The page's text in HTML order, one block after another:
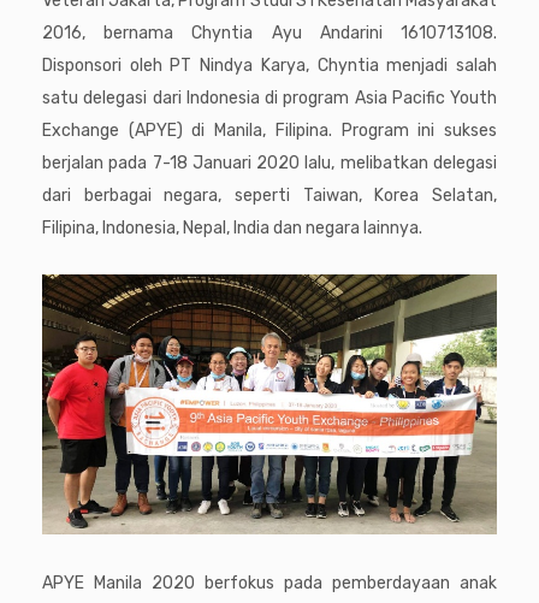
2016, bernama Chyntia Ayu Andarini 1610713108.
Disponsori oleh PT Nindya Karya, Chyntia menjadi salah
satu delegasi dari Indonesia di program Asia Pacific Youth
Exchange (APYE) di Manila, Filipina. Program ini sukses
berjalan pada 7-18 Januari 2020 lalu, melibatkan delegasi
dari berbagai negara, seperti Taiwan, Korea Selatan,
Filipina, Indonesia, Nepal, India dan negara lainnya.
APYE Manila 2020 berfokus pada pemberdayaan anak